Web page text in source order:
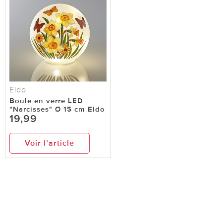
Eldo
Boule en verre LED
"Narcisses" Ø 15 cm Eldo
19,99
Voir l’article